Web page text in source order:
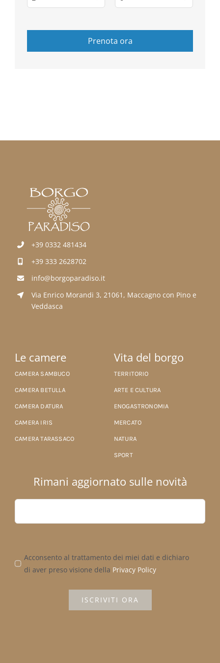
+39 0332 481434
+39 333 2628702
info@borgoparadiso.it
Via Enrico Morandi 3, 21061, Maccagno con Pino e
Veddasca
Le camere
CAMERA SAMBUCO
CAMERA BETULLA
CAMERA DATURA
CAMERA IRIS
CAMERA TARASSACO
Vita del borgo
TERRITORIO
ARTE E CULTURA
ENOGASTRONOMIA
MERCATO
NATURA
SPORT
Rimani aggiornato sulle novità
Acconsento al trattamento dei miei dati e dichiaro
di aver preso visione della Privacy Policy
ISCRIVITI ORA